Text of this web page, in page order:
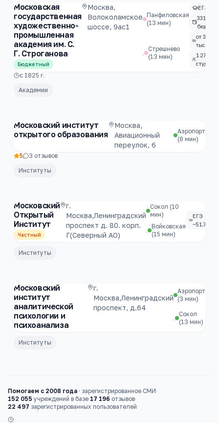
Московская
государственная
художественно-
промышленная
академия им. С.
Г. Строганова
Бюджетный
Москва,
Волоколамское
шоссе, 9ас1
Панфиловская
(13 мин)
Стрешнево
(13 мин)
ЕГЭ
331
бюджет.
от 350
тыс. ₽/
1 271
с 1825 г.
Академии
Московский институт
открытого образования
Москва,
Авиационный
переулок, 6
Аэропорт
(8 мин)
5 3 отзывов
Институты
Московский
Открытый
Институт
Частный
г.
Москва,Ленинградский
проспект д. 80. корп.
Г(Северный АО)
Сокол (10
мин)
,
Войковская
(15 мин)
ЕГЭ
~51.7
Институты
Московский
институт
аналитической
психологии и
психоанализа
г.
Москва,Ленинградский
проспект, д.64
Аэропорт
(3 мин)
,
Сокол
(13 мин)
Институты
Помогаем с 2008 года · зарегистрированное СМИ·
152 055 учреждений в базе·17 196 отзывов·
22 497 зарегистрированных пользователей